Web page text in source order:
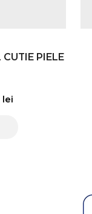
PIELE
lei